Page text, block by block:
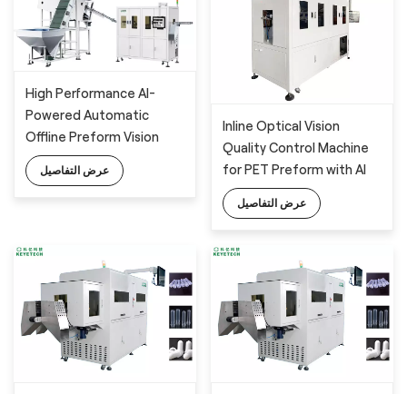
High Performance AI-
Powered Automatic
Offline Preform Vision
Inspection System
عرض التفاصيل
Inline Optical Vision
Quality Control Machine
for PET Preform with AI
Technology
عرض التفاصيل